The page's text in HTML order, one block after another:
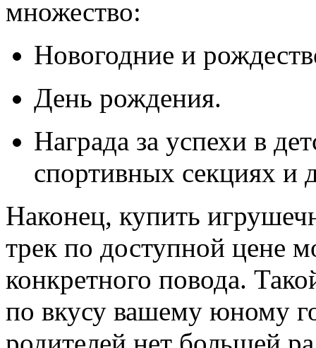
множество:
Новогодние и
День рождения.
Награда за успехи в
спортивных секциях и
Наконец, купить
трек по доступной цене
конкретного повода.
по вкусу вашему юному